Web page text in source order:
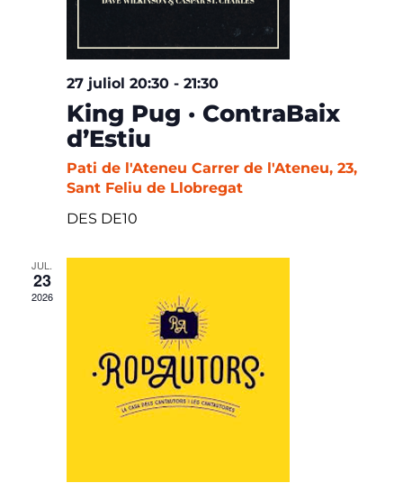
27 juliol 20:30- 21:30
King Pug · ContraBaix
d’Estiu
Pati de l'Ateneu Carrer de l'Ateneu, 23,
Sant Feliu de Llobregat
DES DE10
JUL.
23
2026